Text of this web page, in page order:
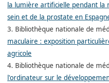
la lumière artificielle pendant la
sein et de la prostate en
3. Bibliothèque nationale de
maculaire : exposition
agricole
4. Bibliothèque nationale de
l'ordinateur sur le